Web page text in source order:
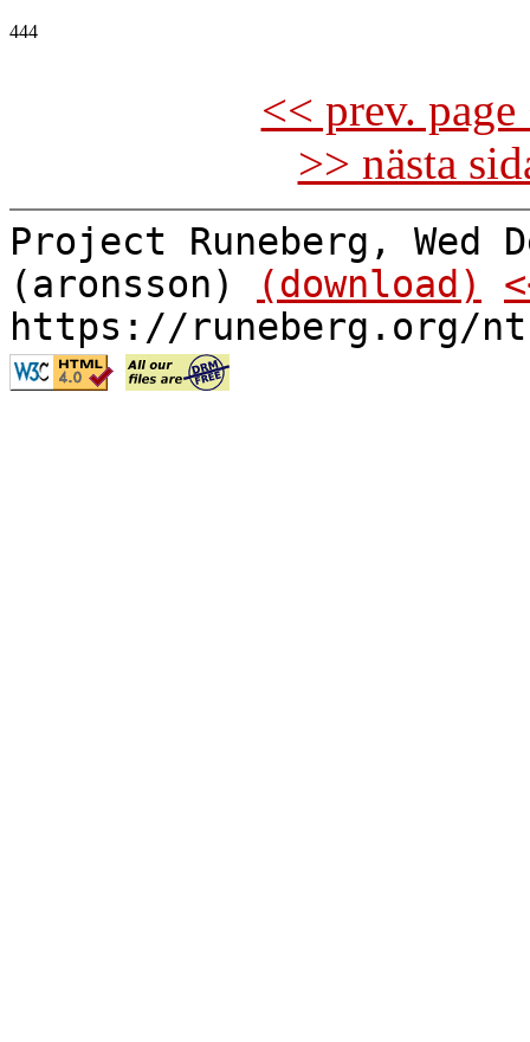
444
<< prev.
>> nästa
Project Runeberg, Wed
(aronsson)
(download)
https://runeberg.org/